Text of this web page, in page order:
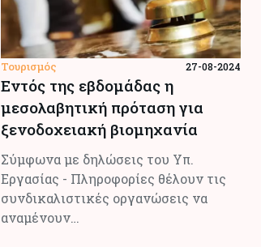
Τουρισμός 27-08-2024
Εντός της εβδομάδας η
μεσολαβητική πρόταση για
ξενοδοχειακή βιομηχανία
Σύμφωνα με δηλώσεις του Υπ.
Εργασίας - Πληροφορίες θέλουν τις
συνδικαλιστικές οργανώσεις να
αναμένουν…